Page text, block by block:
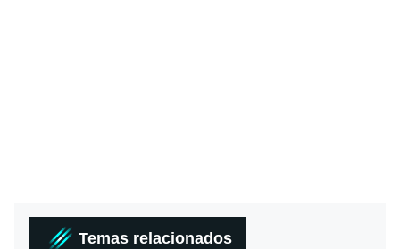
Temas relacionados